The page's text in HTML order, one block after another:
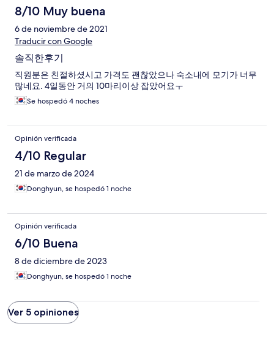
8/10 Muy buena
6 de noviembre de 2021
Traducir con Google
솔직한후기
직원분은 친절하셨시고 가격도 괜찮았으나 숙소내에 모기가 너무
많네요. 4일동안 거의 10마리이상 잡았어요ㅜ
Se hospedó 4 noches
Opinión verificada
4/10 Regular
21 de marzo de 2024
Donghyun, se hospedó 1 noche
Opinión verificada
6/10 Buena
8 de diciembre de 2023
Donghyun, se hospedó 1 noche
Ver 5 opiniones